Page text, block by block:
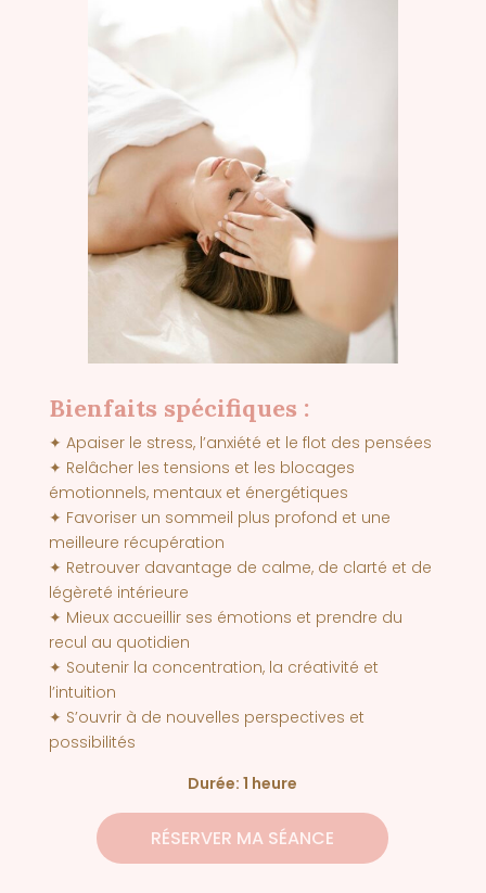
Bienfaits spécifiques :
✦ Apaiser le stress, l’anxiété et le flot des pensées
✦ Relâcher les tensions et les blocages
émotionnels, mentaux et énergétiques
✦ Favoriser un sommeil plus profond et une
meilleure récupération
✦ Retrouver davantage de calme, de clarté et de
légèreté intérieure
✦ Mieux accueillir ses émotions et prendre du
recul au quotidien
✦ Soutenir la concentration, la créativité et
l’intuition
✦ S’ouvrir à de nouvelles perspectives et
possibilités
Durée: 1 heure
RÉSERVER MA SÉANCE